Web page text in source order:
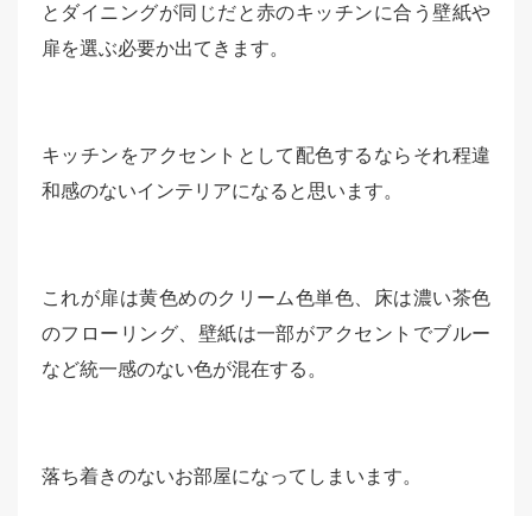
とダイニングが同じだと赤のキッチンに合う壁紙や
扉を選ぶ必要か出てきます。
キッチンをアクセントとして配色するならそれ程違
和感のないインテリアになると思います。
これが扉は黄色めのクリーム色単色、床は濃い茶色
のフローリング、壁紙は一部がアクセントでブルー
など統一感のない色が混在する。
落ち着きのないお部屋になってしまいます。